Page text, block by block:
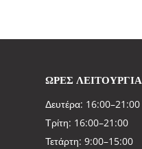
ΩΡΕΣ
Δευτέρα: 16:00–21:00
Τρίτη: 16:00–21:00
Τετάρτη: 9:00–15:00